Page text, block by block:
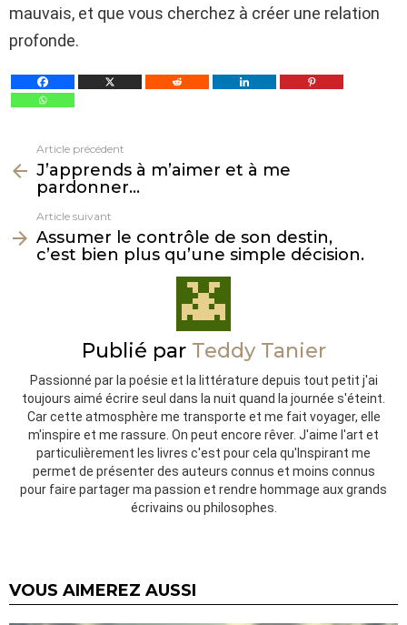
mauvais, et que vous cherchez à créer une relation
profonde.
plus
Article précédent
J’apprends à m’aimer et à me
pardonner…
Article suivant
Assumer le contrôle de son destin,
c’est bien plus qu’une simple décision.
Publié par Teddy Tanier
Passionné par la poésie et la littérature depuis tout petit j'ai
toujours aimé écrire seul dans la nuit quand la journée s'éteint.
Car cette atmosphère me transporte et me fait voyager, elle
m'inspire et me rassure. On peut encore rêver. J'aime l'art et
particulièrement les livres c'est pour cela qu'Inspirant me
permet de présenter des auteurs connus et moins connus
pour faire partager ma passion et rendre hommage aux grands
écrivains ou philosophes.
VOUS AIMEREZ AUSSI